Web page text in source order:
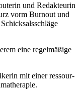
und Redak­teurin
vorm Burnout und
eine regelmäßige
mit einer ressour­